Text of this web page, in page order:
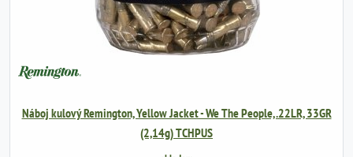
Náboj kulový Remington, Yellow Jacket - We The People, .22LR, 33GR
(2,14g) TCHPUS